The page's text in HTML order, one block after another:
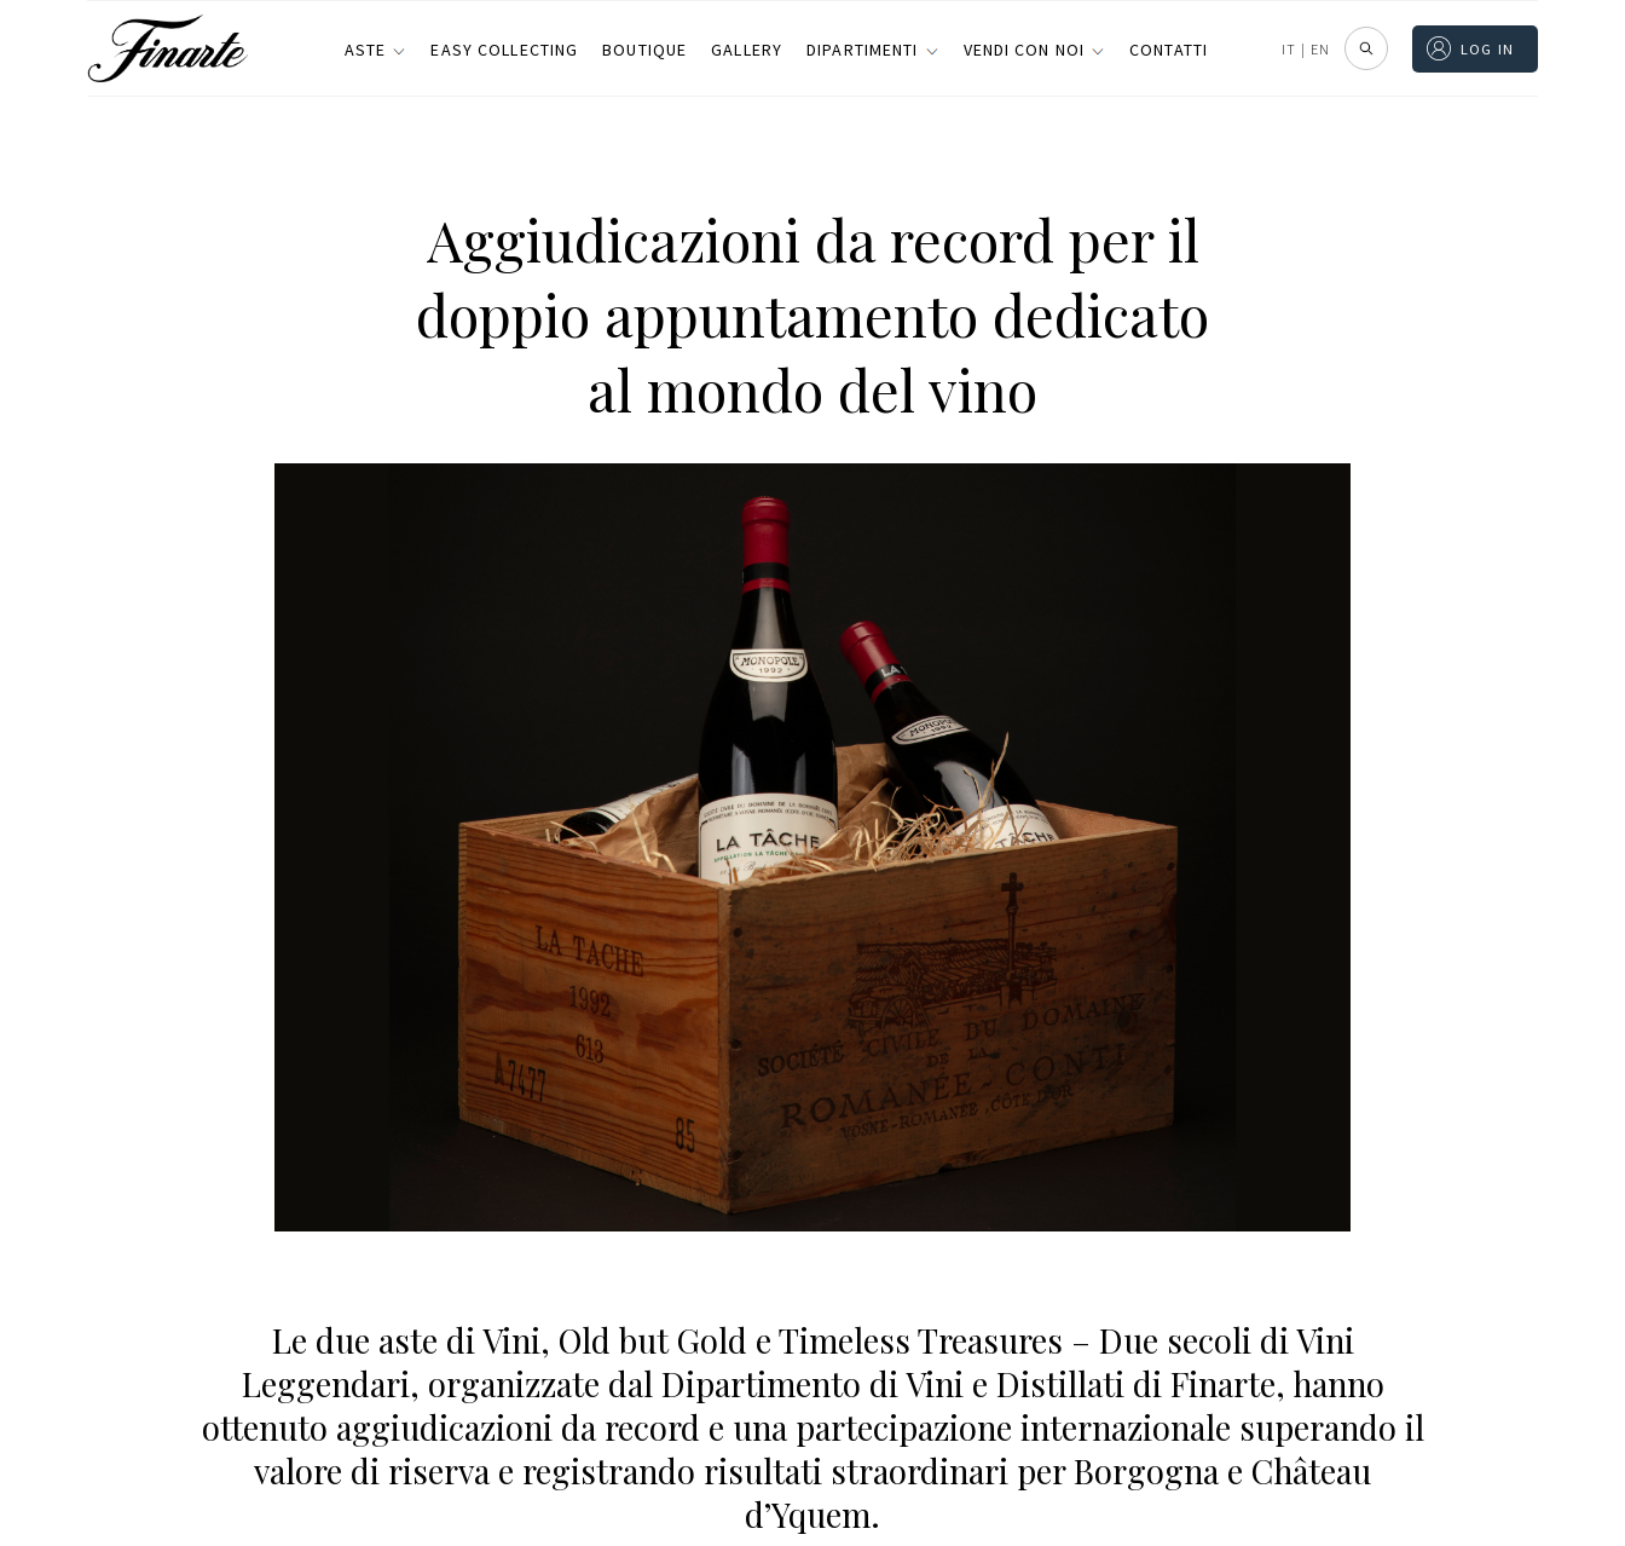
ASTE EASY COLLECTING BOUTIQUE GALLERY DIPARTIMENTI VENDI CON NOI CONTATTI IT | EN LOG IN
Aggiudicazioni da record per il
doppio appuntamento dedicato
al mondo del vino
Le due aste di Vini, Old but Gold e Timeless Treasures – Due secoli di Vini
Leggendari, organizzate dal Dipartimento di Vini e Distillati di Finarte, hanno
ottenuto aggiudicazioni da record e una partecipazione internazionale superando il
valore di riserva e registrando risultati straordinari per Borgogna e Château
d’Yquem.